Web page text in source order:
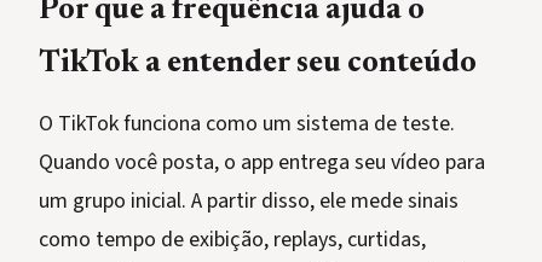
Por que a frequência ajuda o
TikTok a entender seu conteúdo
O TikTok funciona como um sistema de teste.
Quando você posta, o app entrega seu vídeo para
um grupo inicial. A partir disso, ele mede sinais
como tempo de exibição, replays, curtidas,